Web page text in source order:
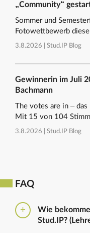
„Community“
Sommer und
Fotowettbewerb
3.8.2026 | Stud.IP Blog
Gewinnerin im Juli
Bachmann
The votes are in –
Mit 15 von 104
3.8.2026 | Stud.IP Blog
FAQ
Wie
Stud.IP?